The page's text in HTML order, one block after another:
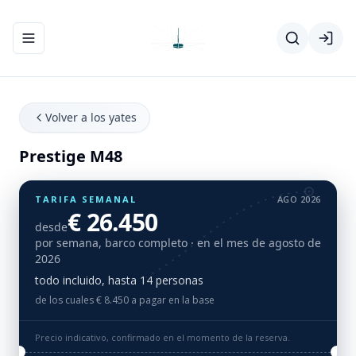
Abrir/cerrar el menú de navegación
Volver a los yates
Prestige M48
TARIFA SEMANAL AGO 2026
desde€ 26.450
por semana, barco completo · en el mes de agosto de
2026
todo incluido, hasta 14 personas
de los cuales € 8.450 a pagar en la base
Precio indicativo, confirmado en el momento de la reserva.